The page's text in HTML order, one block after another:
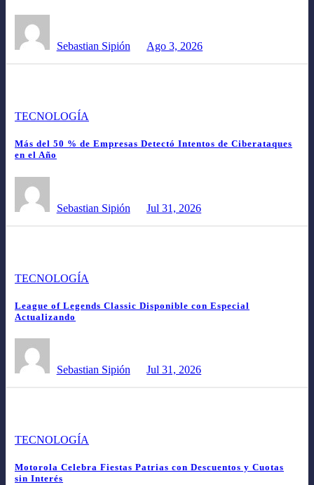
Sebastian Sipión Ago 3, 2026
TECNOLOGÍA
Más del 50 % de Empresas Detectó Intentos de Ciberataques
en el Año
Sebastian Sipión Jul 31, 2026
TECNOLOGÍA
League of Legends Classic Disponible con Especial
Actualizando
Sebastian Sipión Jul 31, 2026
TECNOLOGÍA
Motorola Celebra Fiestas Patrias con Descuentos y Cuotas
sin Interés